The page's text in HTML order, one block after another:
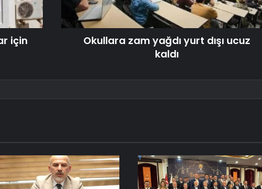
için
Okullara zam yağdı yurt dışı ucuz
kaldı